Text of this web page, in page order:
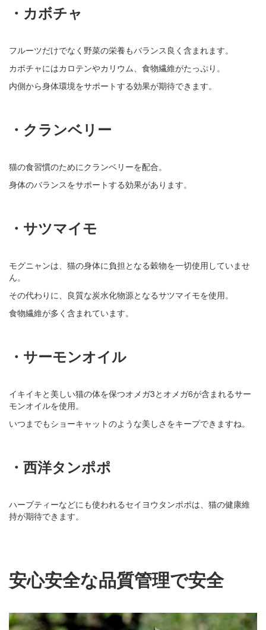
・カボチャ
フルーツだけでなく野菜の栄養もバランス良く含まれます。
カボチャにはカロテンやカリウム、食物繊維がたっぷり。
内側から身体環境をサポートする効果が期待できます。
・クランベリー
猫の食習慣のためにクランベリーを配合。
身体のバランスをサポートする効果があります。
・サツマイモ
モグニャンは、猫の身体に負担となる穀物を一切使用していませ
ん。
その代わりに、良質な炭水化物源となるサツマイモを使用。
食物繊維が多く含まれています。
・サーモンオイル
イキイキと美しい猫の体を保つオメガ3とオメガ6が含まれるサー
モンオイルを使用。
いつまでもショーキャットのような美しさをキープできますね。
・西洋タンポポ
ハーブティーなどにも使われるセイヨウタンポポは、猫の健康維
持が期待できます。
安心安全な品質管理で安全